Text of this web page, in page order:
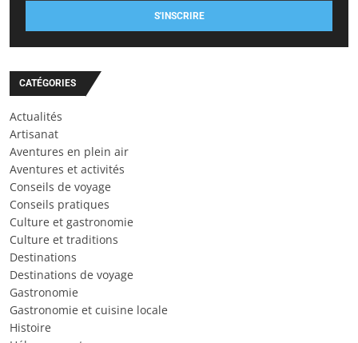
S'INSCRIRE
CATÉGORIES
Actualités
Artisanat
Aventures en plein air
Aventures et activités
Conseils de voyage
Conseils pratiques
Culture et gastronomie
Culture et traditions
Destinations
Destinations de voyage
Gastronomie
Gastronomie et cuisine locale
Histoire